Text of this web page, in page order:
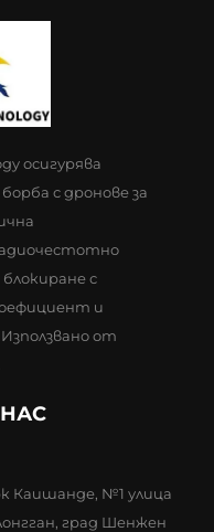
осигурява
с дронове за
с
и
от
Каишанде, №1 улица
град Шенжен